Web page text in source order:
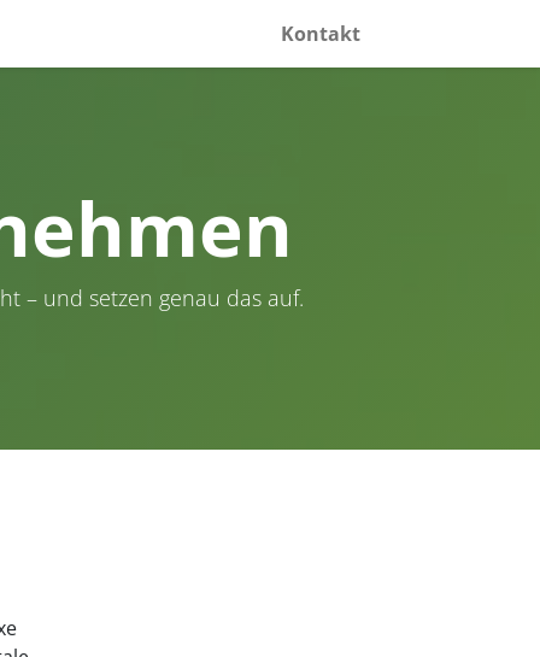
Kontakt
– und setzen genau das auf.